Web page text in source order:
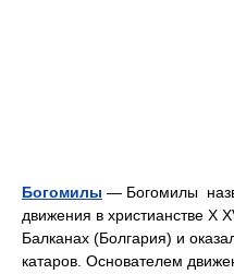
Богомилы — Богомилы
движения в христианстве X
Балканах (Болгария) и
катаров. Основателем